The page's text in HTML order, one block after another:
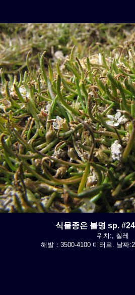
식물종은 불명 sp.
위치:, 칠레
해발：3500-4100 미터르. 날짜